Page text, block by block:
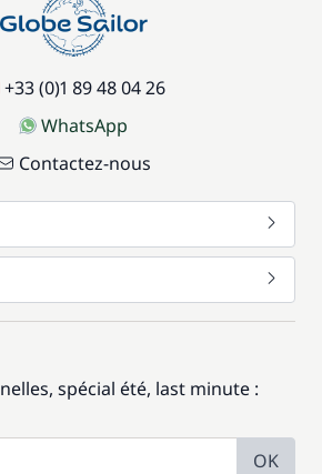
+33 (0)1 89 48 04 26
WhatsApp
Contactez-nous
spécial été, last minute :
OK